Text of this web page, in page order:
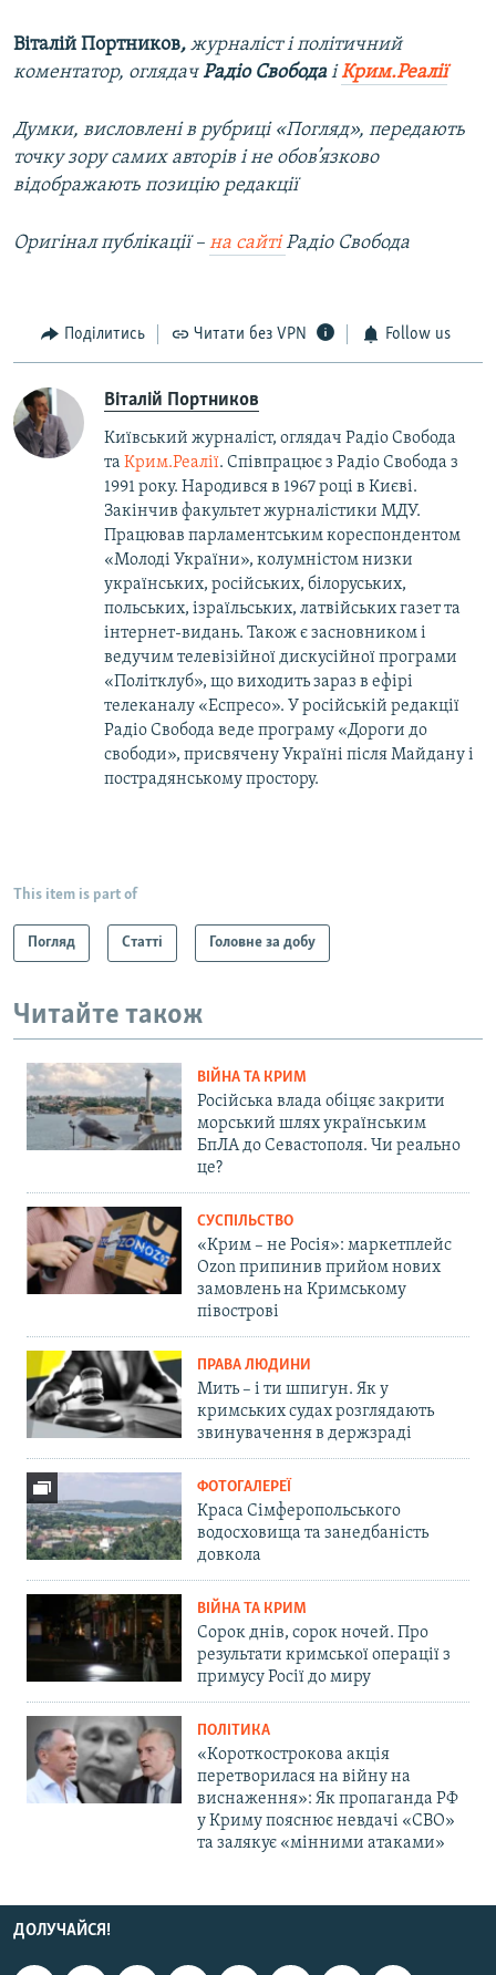
Віталій Портников, журналіст і політичний
коментатор, оглядачРадіо СвободаіКрим.Реалії
Думки, висловлені в рубриці «Погляд», передають
точку зору самих авторів і не обов’язково
відображають позицію редакції
Оригінал публікації – на сайтіРадіо Свобода
Поділитись Читати без VPN Follow us
Віталій Портников
Київський журналіст, оглядач Радіо Свобода
та Крим.Реалії. Співпрацює з Радіо Свобода з
1991 року. Народився в 1967 році в Києві.
Закінчив факультет журналістики МДУ.
Працював парламентським кореспондентом
«Молоді України», колумністом низки
українських, російських, білоруських,
польських, ізраїльських, латвійських газет та
інтернет-видань. Також є засновником і
ведучим телевізійної дискусійної програми
«Політклуб», що виходить зараз в ефірі
телеканалу «Еспресо». У російській редакції
Радіо Свобода веде програму «Дороги до
свободи», присвячену Україні після Майдану і
пострадянському простору.
This item is part of
Погляд Статті Головне за добу
Читайте також
ВІЙНА ТА КРИМ
Російська влада обіцяє закрити
морський шлях українським
БпЛА до Севастополя. Чи реально
це?
СУСПІЛЬСТВО
«Крим – не Росія»: маркетплейс
Ozon припинив прийом нових
замовлень на Кримському
півострові
ПРАВА ЛЮДИНИ
Мить – і ти шпигун. Як у
кримських судах розглядають
звинувачення в держзраді
ФОТОГАЛЕРЕЇ
Краса Сімферопольського
водосховища та занедбаність
довкола
ВІЙНА ТА КРИМ
Сорок днів, сорок ночей. Про
результати кримської операції з
примусу Росії до миру
ПОЛІТИКА
«Короткострокова акція
перетворилася на війну на
виснаження»: Як пропаганда РФ
у Криму пояснює невдачі «СВО»
та залякує «мінними атаками»
ДОЛУЧАЙСЯ!